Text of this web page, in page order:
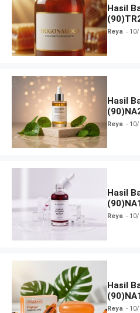
Hasil
dan Izin
Reya
Hasil
dan Izin
Reya
Hasil
dan Izin
Reya
Hasil
dan Izin
Reya